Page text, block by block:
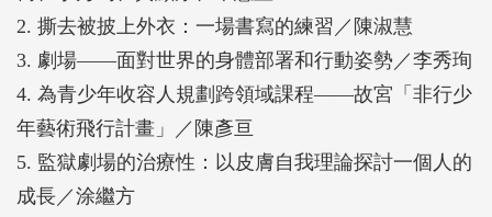
他們的反思與建議。第二個部分則是記實誠正中學在
二○一九年度兩學期的表演藝術療育工作坊的課程。
【作者簡介】
容淑華博士
國立臺北藝術大學藝術與人文教育研究所副教授
2. 撕去被披上外衣：一場書寫的練習／陳淑慧
3. 劇場——面對世界的身體部署和行動姿勢／李秀珣
4. 為青少年收容人規劃跨領域課程——故宮「非行少
年藝術飛行計畫」／陳彥亘
5. 監獄劇場的治療性：以皮膚自我理論探討一個人的
成長／涂繼方